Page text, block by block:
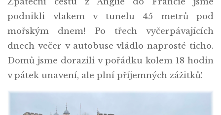
podnikli vlakem v tunelu 45 metrů pod
mořským dnem! Po třech vyčerpávajících
dnech večer v autobuse vládlo naprosté ticho.
Domů jsme dorazili v pořádku kolem 18 hodin
v pátek unavení, ale plní příjemných zážitků!